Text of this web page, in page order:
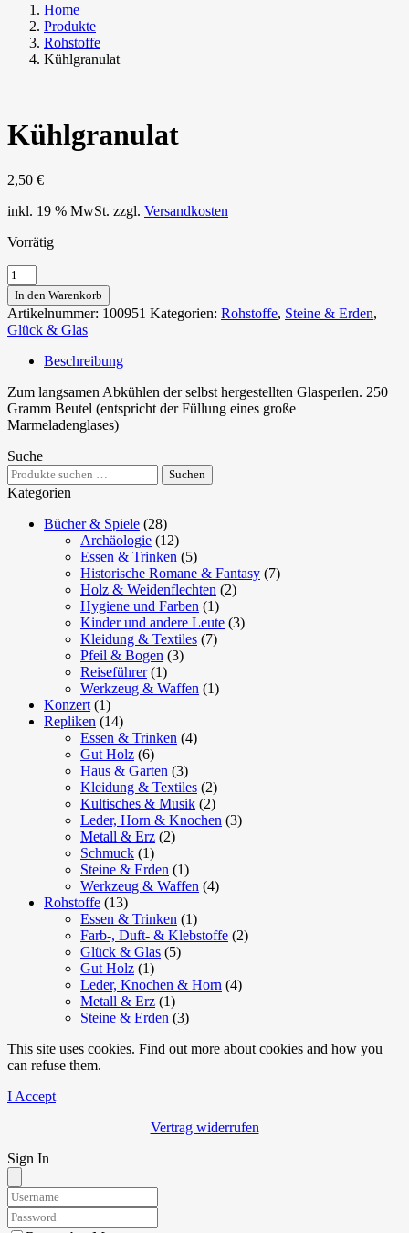
Home
Produkte
Rohstoffe
Kühlgranulat
Kühlgranulat
2,50 €
inkl. 19 % MwSt. zzgl. Versandkosten
Vorrätig
Kühlgranulat
Menge
In den Warenkorb
Artikelnummer: 100951 Kategorien: Rohstoffe, Steine & Erden,
Glück & Glas
Beschreibung
Zum langsamen Abkühlen der selbst hergestellten Glasperlen. 250
Gramm Beutel (entspricht der Füllung eines große
Marmeladenglases)
Suche
Suchen
nach:
Suchen
Kategorien
Bücher & Spiele (28)
Archäologie (12)
Essen & Trinken (5)
Historische Romane & Fantasy (7)
Holz & Weidenflechten (2)
Hygiene und Farben (1)
Kinder und andere Leute (3)
Kleidung & Textiles (7)
Pfeil & Bogen (3)
Reiseführer (1)
Werkzeug & Waffen (1)
Konzert (1)
Repliken (14)
Essen & Trinken (4)
Gut Holz (6)
Haus & Garten (3)
Kleidung & Textiles (2)
Kultisches & Musik (2)
Leder, Horn & Knochen (3)
Metall & Erz (2)
Schmuck (1)
Steine & Erden (1)
Werkzeug & Waffen (4)
Rohstoffe (13)
Essen & Trinken (1)
Farb-, Duft- & Klebstoffe (2)
Glück & Glas (5)
Gut Holz (1)
Leder, Knochen & Horn (4)
Metall & Erz (1)
Steine & Erden (3)
This site uses cookies. Find out more about cookies and how you
can refuse them.
I Accept
Vertrag widerrufen
Sign In